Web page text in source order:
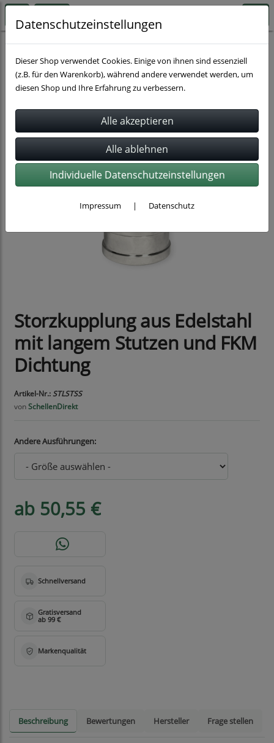
Schnellkupplungen
Storzkupplung aus Edelstahl
mit langem Stutzen und FKM
Dichtung
Artikel-Nr.: STLSTSS
vonSchellenDirekt
Andere Ausführungen:
ab 50,55 €
Beschreibung Bewertungen Hersteller Frage stellen
Datenschutzeinstellungen
Dieser Shop verwendet Cookies. Einige von ihnen sind essenziell
(z.B. für den Warenkorb), während andere verwendet werden, um
diesen Shop und Ihre Erfahrung zu verbessern.
Individuelle Datenschutzeinstellungen
Impressum | Datenschutz